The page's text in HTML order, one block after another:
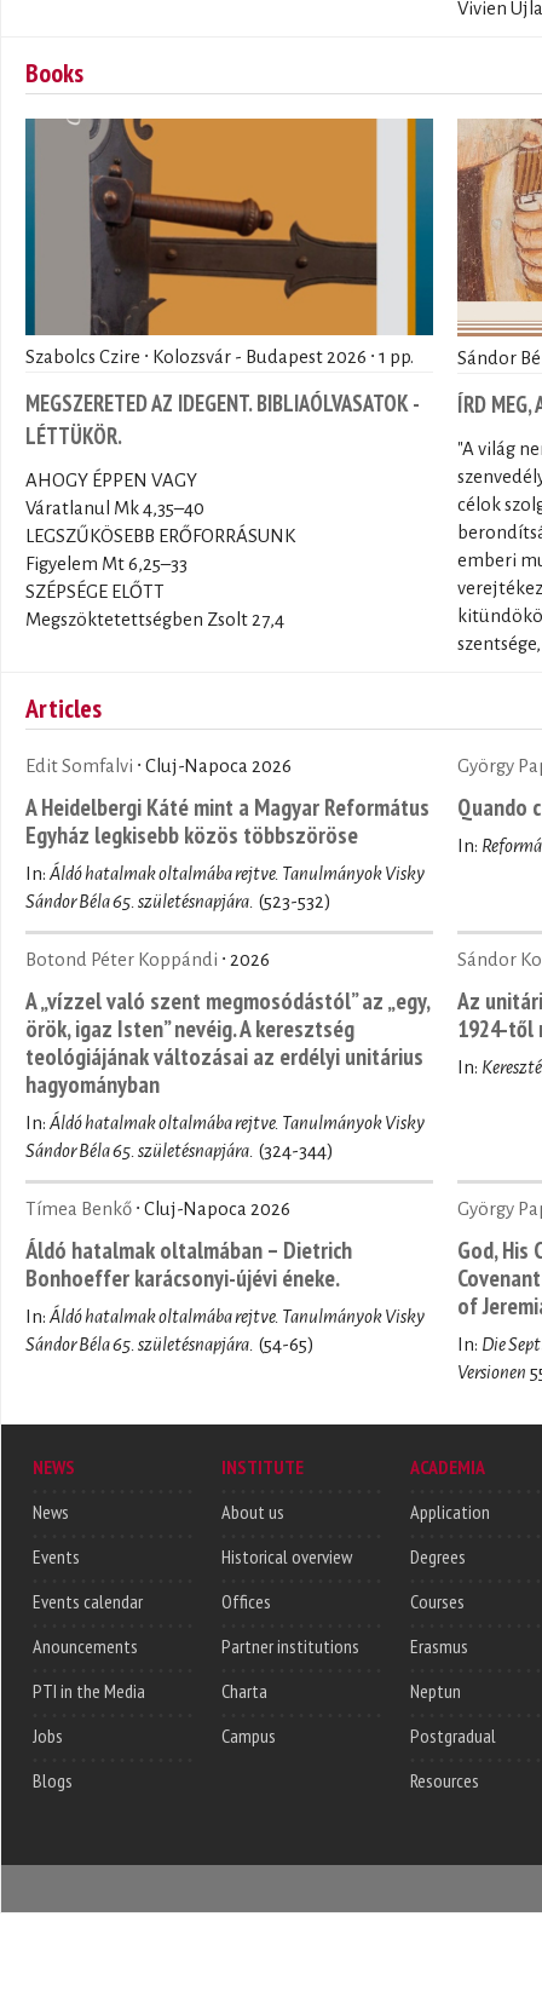
Vivien
Books
Szabolcs Czire ∙ Kolozsvár - Budapest 2026 ∙ 1 pp.
MEGSZERETED AZ IDEGENT. BIBLIAÓLVASATOK -
LÉTTÜKÖR.
AHOGY ÉPPEN VAGY
Váratlanul Mk 4,35–40
LEGSZŰKÖSEBB ERŐFORRÁSUNK
Figyelem Mt 6,25–33
SZÉPSÉGE ELŐTT
Megszöktetettségben Zsolt 27,4
Sándor
ÍRD MEG,
"A világ
célok
emberi
Articles
Edit Somfalvi ∙ Cluj-Napoca 2026
A Heidelbergi Káté mint a Magyar Református
Egyház legkisebb közös többszöröse
In: Áldó hatalmak oltalmába rejtve. Tanulmányok Visky
Sándor Béla 65. születésnapjára. (523-532)
György
Quando
In:
Botond Péter Koppándi ∙ 2026
A „vízzel való szent megmosódástól” az „egy,
örök, igaz Isten” nevéig. A keresztség
teológiájának változásai az erdélyi unitárius
hagyományban
In: Áldó hatalmak oltalmába rejtve. Tanulmányok Visky
Sándor Béla 65. születésnapjára. (324-344)
Sándor
Az
1924-től
In:
Tímea Benkő ∙ Cluj-Napoca 2026
Áldó hatalmak oltalmában – Dietrich
Bonhoeffer karácsonyi-újévi éneke.
In: Áldó hatalmak oltalmába rejtve. Tanulmányok Visky
Sándor Béla 65. születésnapjára. (54-65)
György
God, His
of
In: Die
Versionen
NEWS
News
Events
Events calendar
Anouncements
PTI in the Media
Jobs
Blogs
INSTITUTE
About us
Historical overview
Offices
Partner institutions
Charta
Campus
ACADEMIA
Application
Degrees
Courses
Erasmus
Neptun
Postgradual
Resources